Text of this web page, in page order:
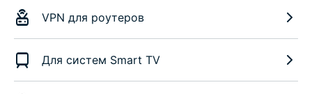
VPN для роутеров
Для систем Smart TV